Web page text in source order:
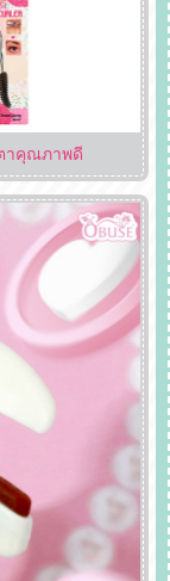
าคุณภาพดี